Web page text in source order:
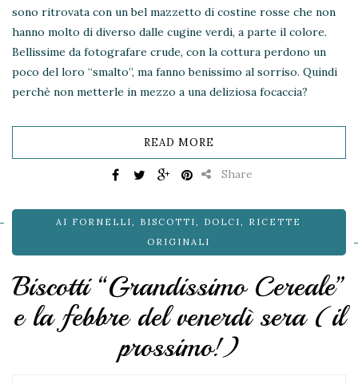
sono ritrovata con un bel mazzetto di costine rosse che non
hanno molto di diverso dalle cugine verdi, a parte il colore.
Bellissime da fotografare crude, con la cottura perdono un
poco del loro “smalto”, ma fanno benissimo al sorriso. Quindi
perchè non metterle in mezzo a una deliziosa focaccia?
READ MORE
Share
AI FORNELLI, BISCOTTI, DOLCI, RICETTE
ORIGINALI
Biscotti “Grandissimo Cereale”
e la febbre del venerdì sera (il
prossimo!)